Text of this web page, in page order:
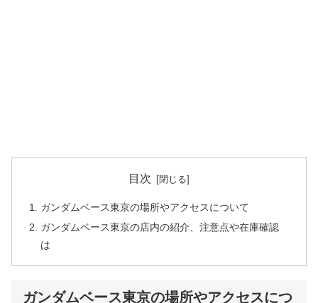
目次
ガンダムベース東京の場所やアクセスについて
ガンダムベース東京の店内の紹介、注意点や在庫確認
は
ガンダムベース東京の場所やアクセスにつ